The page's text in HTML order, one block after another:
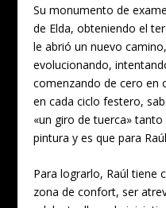
Su monumento de
de Elda, obteniendo el
le abrió un nuevo
evolucionando,
comenzando de cero en
en cada ciclo festero,
«un giro de tuerca»
pintura y es que para
Para lograrlo, Raúl tiene
zona de confort, ser